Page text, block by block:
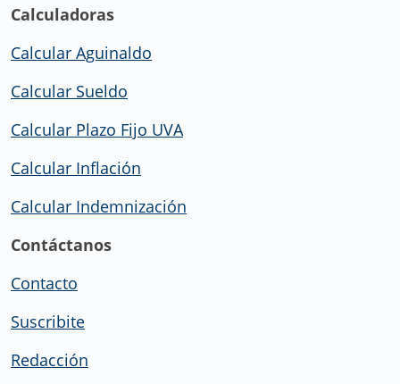
Calculadoras
Calcular Aguinaldo
Calcular Sueldo
Calcular Plazo Fijo UVA
Calcular Inflación
Calcular Indemnización
Contáctanos
Contacto
Suscribite
Redacción